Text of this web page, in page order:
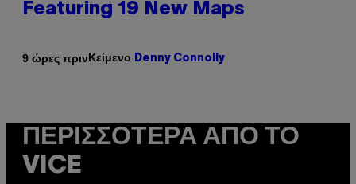
Featuring 19 New Maps
9 ώρες πρινΚείμενο Denny Connolly
ΠΕΡΙΣΣΌΤΕΡΑ ΑΠΌ ΤΟ
VICE